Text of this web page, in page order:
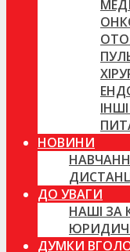
НОВИНИ
ДО УВАГИ
НАШІ
ДУМКИ